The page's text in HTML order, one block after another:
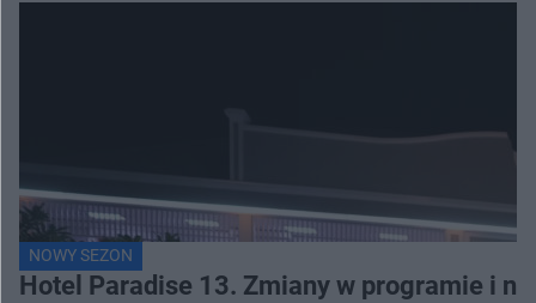
NOWY SEZON
Hotel Paradise 13. Zmiany w programie i